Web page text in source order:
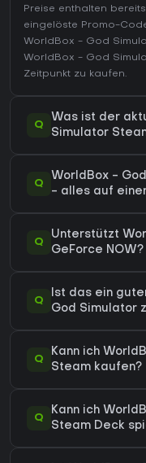
Preise enthalten
eingelöste Promo-
WorldBox - God
WorldBox - God
Zeitpunkt zu kaufen.
Q
Was ist der
Simulator
Q
WorldBox -
- alles auf
Q
Unterstützt
GeForce NOW?
Q
Ist das ein
God Simulator
Q
Kann ich
Steam kaufen?
Q
Kann ich
Steam Deck